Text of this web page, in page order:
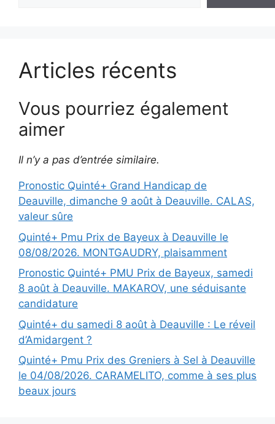
Articles récents
Vous pourriez également
aimer
Il n’y a pas d’entrée similaire.
Pronostic Quinté+ Grand Handicap de
Deauville, dimanche 9 août à Deauville. CALAS,
valeur sûre
Quinté+ Pmu Prix de Bayeux à Deauville le
08/08/2026. MONTGAUDRY, plaisamment
Pronostic Quinté+ PMU Prix de Bayeux, samedi
8 août à Deauville. MAKAROV, une séduisante
candidature
Quinté+ du samedi 8 août à Deauville : Le réveil
d’Amidargent ?
Quinté+ Pmu Prix des Greniers à Sel à Deauville
le 04/08/2026. CARAMELITO, comme à ses plus
beaux jours